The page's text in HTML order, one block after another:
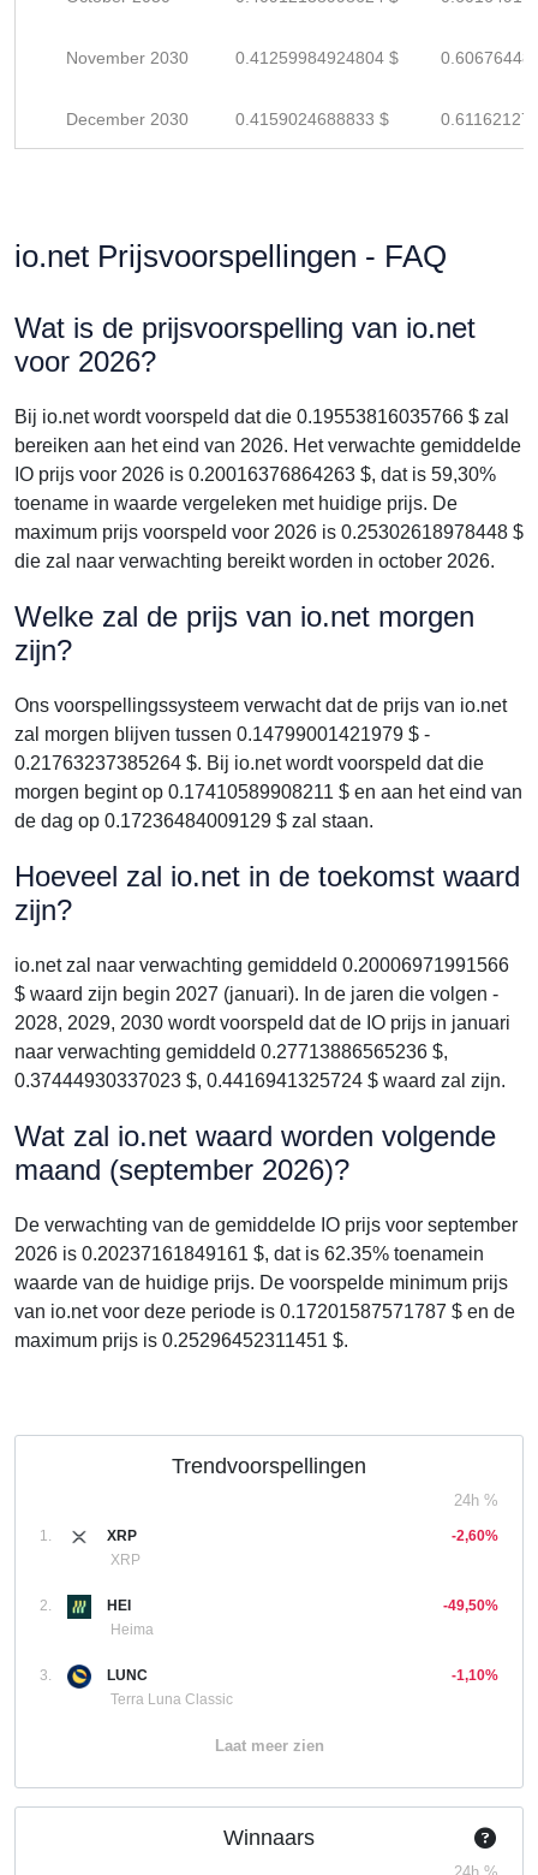
November 2030 0.41259984924804 $
December 2030 0.4159024688833 $
io.net Prijsvoorspellingen - FAQ
Wat is de prijsvoorspelling van io.net
voor 2026?
Bij io.net wordt voorspeld dat die 0.19553816035766 $ zal
bereiken aan het eind van 2026. Het verwachte gemiddelde
IO prijs voor 2026 is 0.20016376864263 $, dat is 59,30%
toename in waarde vergeleken met huidige prijs. De
maximum prijs voorspeld voor 2026 is 0.25302618978448 $
die zal naar verwachting bereikt worden in october 2026.
Welke zal de prijs van io.net morgen
zijn?
Ons voorspellingssysteem verwacht dat de prijs van io.net
zal morgen blijven tussen 0.14799001421979 $ -
0.21763237385264 $. Bij io.net wordt voorspeld dat die
morgen begint op 0.17410589908211 $ en aan het eind van
de dag op 0.17236484009129 $ zal staan.
Hoeveel zal io.net in de toekomst waard
zijn?
io.net zal naar verwachting gemiddeld 0.20006971991566
$ waard zijn begin 2027 (januari). In de jaren die volgen -
2028, 2029, 2030 wordt voorspeld dat de IO prijs in januari
naar verwachting gemiddeld 0.27713886565236 $,
0.37444930337023 $, 0.4416941325724 $ waard zal zijn.
Wat zal io.net waard worden volgende
maand (september 2026)?
De verwachting van de gemiddelde IO prijs voor september
2026 is 0.20237161849161 $, dat is 62.35% toenamein
waarde van de huidige prijs. De voorspelde minimum prijs
van io.net voor deze periode is 0.17201587571787 $ en de
maximum prijs is 0.25296452311451 $.
Trendvoorspellingen
24h %
1.
XRP
XRP
-2,60%
2.
HEI
Heima
-49,50%
3.
LUNC
Terra Luna Classic
-1,10%
Laat meer zien
Winnaars